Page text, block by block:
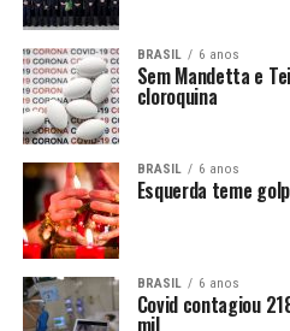
BRASIL 6 anos
Sem Mandetta e
cloroquina
BRASIL 6 anos
Esquerda teme
BRASIL 6 anos
Covid contagiou